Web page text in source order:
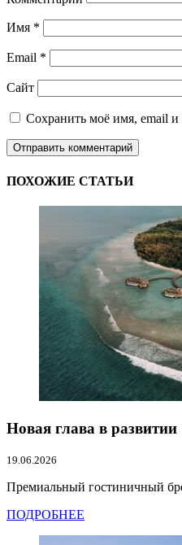
Имя *
Email *
Сайт
Сохранить моё имя, email и
ПОХОЖИЕ СТАТЬИ
Новая глава в развитии
19.06.2026
Премиальный гостиничный
ПОДРОБНЕЕ